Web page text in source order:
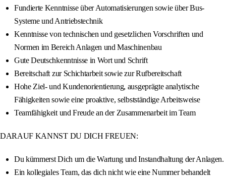
Fundierte Kenntnisse über Automatisierungen sowie über Bus-
Systeme und Antriebstechnik
Kenntnisse von technischen und gesetzlichen Vorschriften und
Normen im Bereich Anlagen und Maschinenbau
Gute Deutschkenntnisse in Wort und Schrift
Bereitschaft zur Schichtarbeit sowie zur Rufbereitschaft
Hohe Ziel- und Kundenorientierung, ausgeprägte analytische
Fähigkeiten sowie eine proaktive, selbstständige Arbeitsweise
Teamfähigkeit und Freude an der Zusammenarbeit im Team
DARAUF KANNST DU DICH FREUEN:
Du kümmerst Dich um die Wartung und Instandhaltung der Anlagen.
Ein kollegiales Team, das dich nicht wie eine Nummer behandelt